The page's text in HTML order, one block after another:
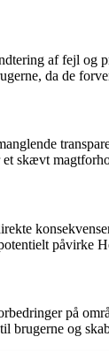
af fejl
da de
skævt
påvirke
på
og